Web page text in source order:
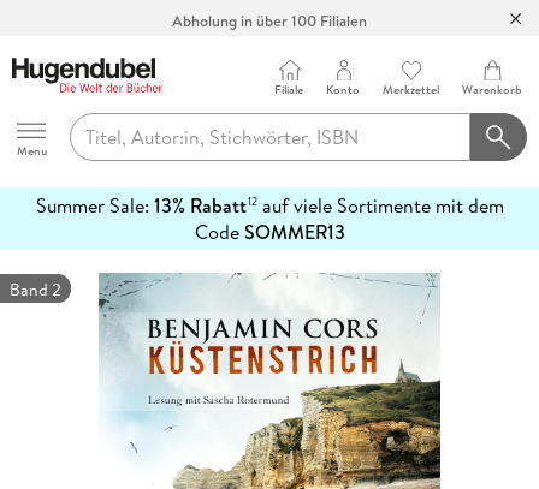
Abholung in über 100 Filialen
Hugendubel
Menu
Filiale Konto Merkzettel Warenkorb
Summer Sale: 13% Rabatt12auf viele Sortimente mit dem
CodeSOMMER13
erfahren
Band 2